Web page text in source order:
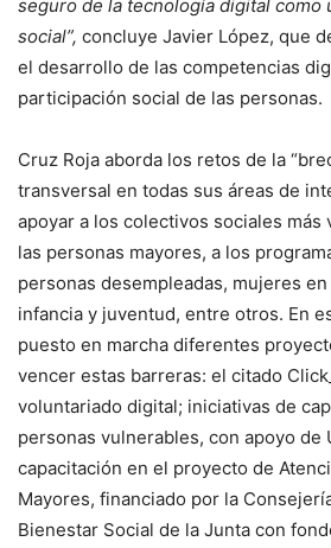
seguro de la tecnología digital como
social”, concluye Javier López, que
el desarrollo de las competencias
participación social de las personas.
Cruz Roja aborda los retos de la
transversal en todas sus áreas de
apoyar a los colectivos sociales más
las personas mayores, a los
personas desempleadas, mujeres
infancia y juventud, entre otros. En
puesto en marcha diferentes
vencer estas barreras: el citado
voluntariado digital; iniciativas de
personas vulnerables, con apoyo de
capacitación en el proyecto de
Mayores, financiado por la
Bienestar Social de la Junta con